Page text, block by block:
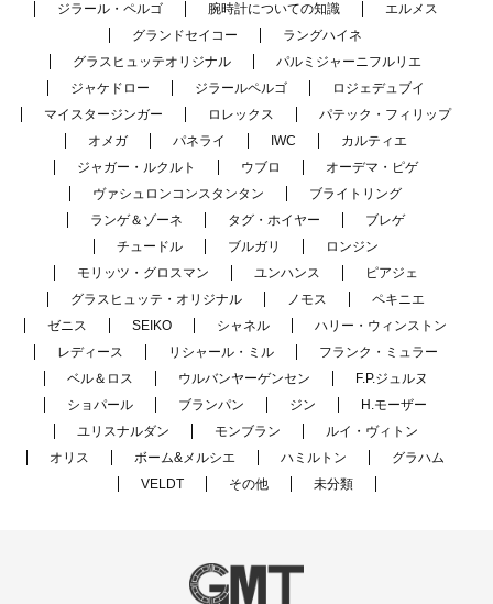
ジラール・ペルゴ
腕時計についての知識
エルメス
グランドセイコー
ラングハイネ
グラスヒュッテオリジナル
パルミジャーニフルリエ
ジャケドロー
ジラールペルゴ
ロジェデュブイ
マイスタージンガー
ロレックス
パテック・フィリップ
オメガ
パネライ IWC
カルティエ
ジャガー・ルクルト
ウブロ
オーデマ・ピゲ
ヴァシュロンコンスタンタン
ブライトリング
ランゲ＆ゾーネ
タグ・ホイヤー
ブレゲ
チュードル
ブルガリ
ロンジン
モリッツ・グロスマン
ユンハンス
ピアジェ
グラスヒュッテ・オリジナル
ノモス
ペキニエ
ゼニス
SEIKO シャネル
ハリー・ウィンストン
レディース
リシャール・ミル
フランク・ミュラー
ベル＆ロス
ウルバンヤーゲンセン
F.P.ジュルヌ
ショパール
ブランパン ジン
H.モーザー
ユリスナルダン
モンブラン
ルイ・ヴィトン
オリス
ボーム&メルシエ ハミルトン
グラハム
VELDT
その他 未分類